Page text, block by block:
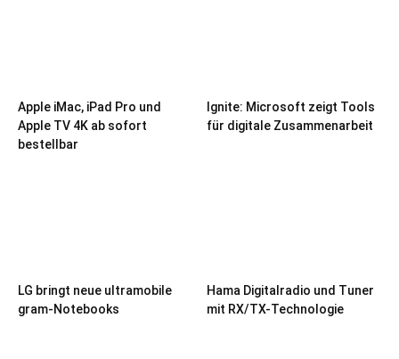
Apple iMac, iPad Pro und
Apple TV 4K ab sofort
bestellbar
Ignite: Microsoft zeigt Tools
für digitale Zusammenarbeit
LG bringt neue ultramobile
gram-Notebooks
Hama Digitalradio und Tuner
mit RX/TX-Technologie